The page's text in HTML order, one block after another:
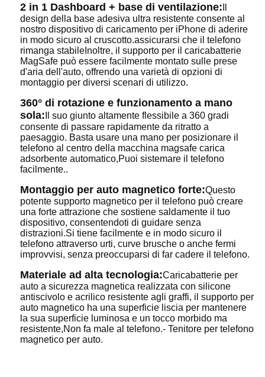
2 in 1 Dashboard + base di ventilazione:
design della base adesiva ultra resistente consente al
nostro dispositivo di caricamento per iPhone di aderire
in modo sicuro al cruscotto.assicurarsi che il telefono
rimanga stabileInoltre, il supporto per il caricabatterie
MagSafe può essere facilmente montato sulle prese
d'aria dell'auto, offrendo una varietà di opzioni di
montaggio per diversi scenari di utilizzo.
360° di rotazione e funzionamento a mano
sola: Il suo giunto altamente flessibile a 360 gradi
consente di passare rapidamente da ritratto a
paesaggio. Basta usare una mano per posizionare il
telefono al centro della macchina magsafe carica
adsorbente automatico,Puoi sistemare il telefono
facilmente..
Montaggio per auto magnetico forte:Questo
potente supporto magnetico per il telefono può creare
una forte attrazione che sostiene saldamente il tuo
dispositivo, consentendoti di guidare senza
distrazioni.Si tiene facilmente e in modo sicuro il
telefono attraverso urti, curve brusche o anche fermi
improvvisi, senza preoccuparsi di far cadere il telefono.
Materiale ad alta tecnologia:Caricabatterie per
auto a sicurezza magnetica realizzata con silicone
antiscivolo e acrilico resistente agli graffi, il supporto per
auto magnetico ha una superficie liscia per mantenere
la sua superficie luminosa e un tocco morbido ma
resistente,Non fa male al telefono.- Tenitore per telefono
magnetico per auto.